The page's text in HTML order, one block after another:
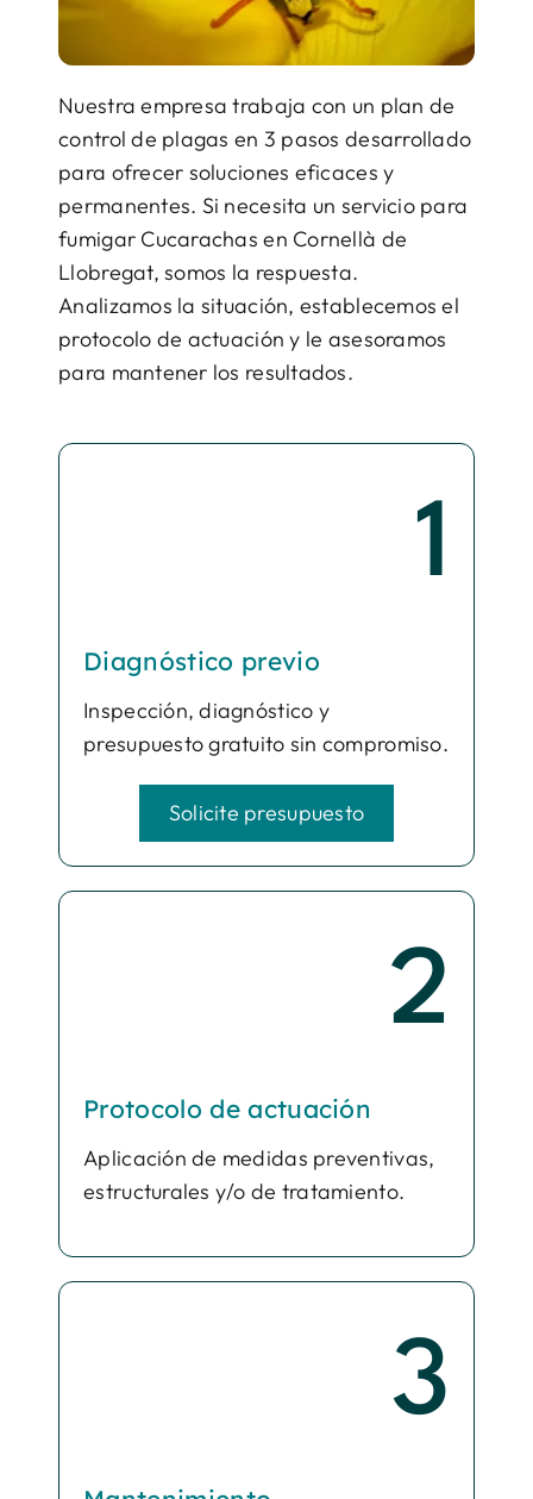
Nuestra empresa trabaja con un plan de
control de plagas en 3 pasos desarrollado
para ofrecer soluciones eficaces y
permanentes. Si necesita un servicio para
fumigar Cucarachas en Cornellà de
Llobregat, somos la respuesta.
Analizamos la situación, establecemos el
protocolo de actuación y le asesoramos
para mantener los resultados.
1
Diagnóstico previo
Inspección, diagnóstico y
presupuesto gratuito sin compromiso.
Solicite presupuesto
2
Protocolo de actuación
Aplicación de medidas preventivas,
estructurales y/o de tratamiento.
3